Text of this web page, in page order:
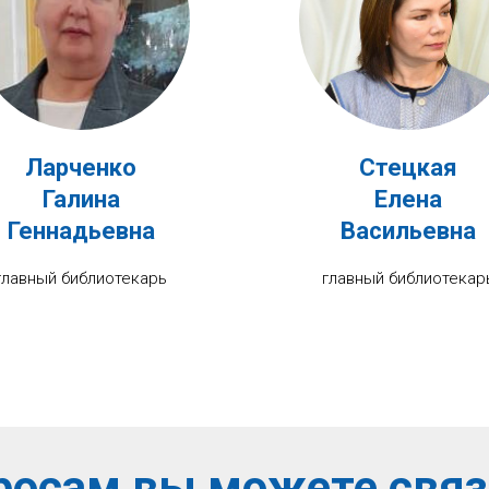
Ларченко
Галина
Геннадьевна
библиотекарь
Стецкая
Елена
Васильевна
главный